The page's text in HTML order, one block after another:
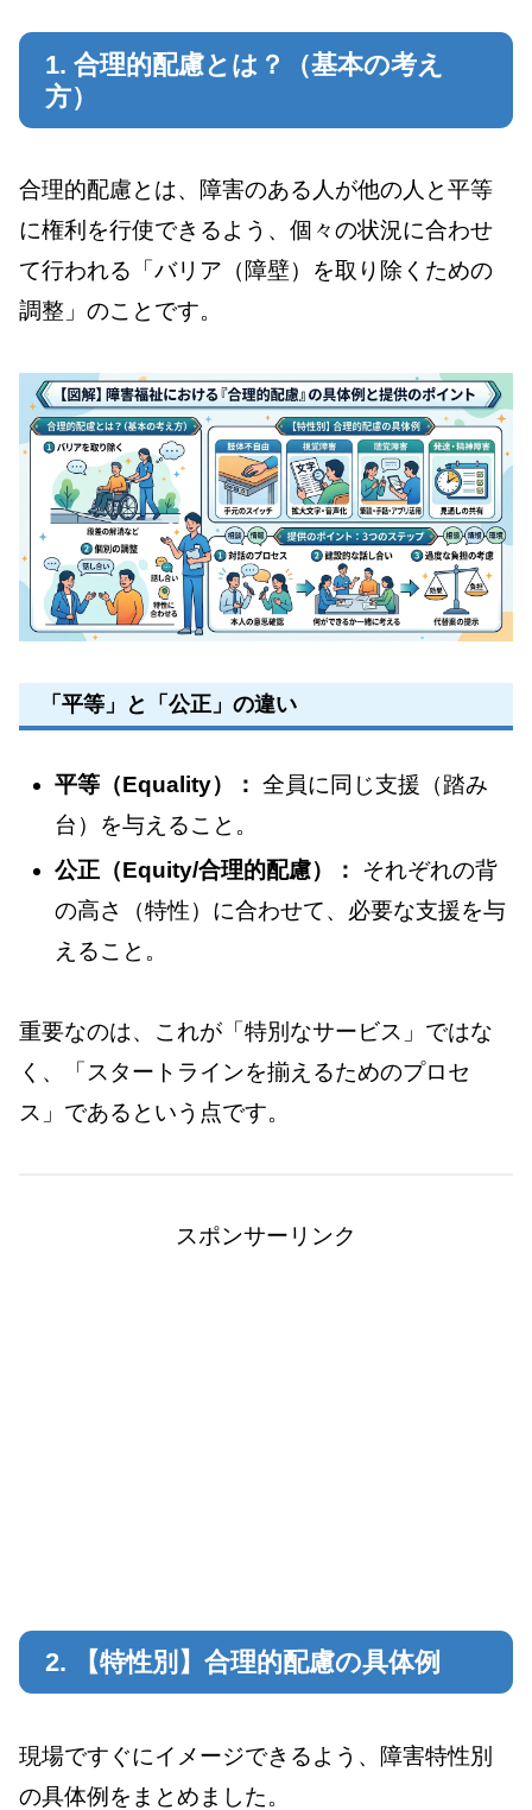
1. 合理的配慮とは？（基本の考え
方）
合理的配慮とは、障害のある人が他の人と平等
に権利を行使できるよう、個々の状況に合わせ
て行われる「バリア（障壁）を取り除くための
調整」のことです。
「平等」と「公正」の違い
平等（Equality）： 全員に同じ支援（踏み
台）を与えること。
公正（Equity/合理的配慮）：
それぞれの背
の高さ（特性）に合わせて、必要な支援を与
えること。
重要なのは、これが「特別なサービス」ではな
く、「スタートラインを揃えるためのプロセ
ス」であるという点です。
スポンサーリンク
2. 【特性別】合理的配慮の具体例
現場ですぐにイメージできるよう、障害特性別
の具体例をまとめました。